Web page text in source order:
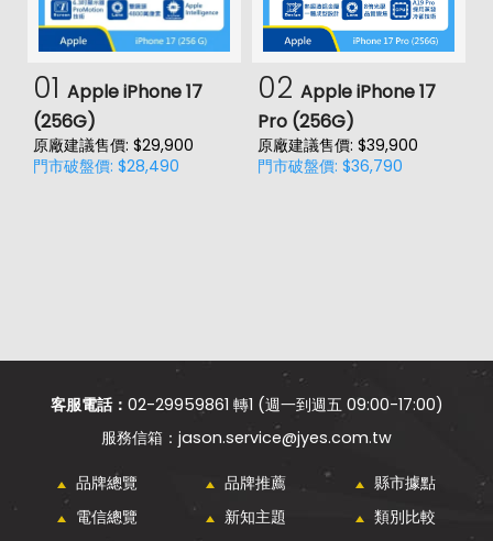
01 Apple iPhone 17
(256G)
原廠建議售價: $29,900
門市破盤價: $28,490
02 Apple iPhone 17
Pro (256G)
原廠建議售價: $39,900
門市破盤價: $36,790
客服電話： 02-29959861 轉1 (週一到週五 09:00-17:00)
jason.service@jyes.com.tw
品牌總覽 品牌推薦
縣市據點
電信總覽
新知主題
類別比較